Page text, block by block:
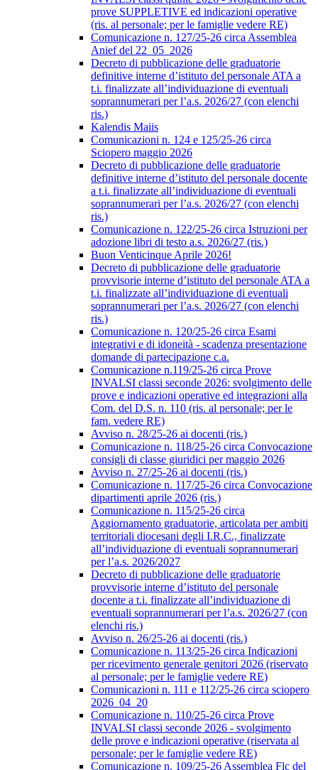
prove SUPPLETIVE ed indicazioni operative
(ris. al personale; per le famiglie vedere RE)
Comunicazione n. 127/25-26 circa Assemblea
Anief del 22_05_2026
Decreto di pubblicazione delle graduatorie
definitive interne d’istituto del personale ATA a
t.i. finalizzate all’individuazione di eventuali
soprannumerari per l’a.s. 2026/27 (con elenchi
ris.)
Kalendis Maiis
Comunicazioni n. 124 e 125/25-26 circa
Sciopero maggio 2026
Decreto di pubblicazione delle graduatorie
definitive interne d’istituto del personale docente
a t.i. finalizzate all’individuazione di eventuali
soprannumerari per l’a.s. 2026/27 (con elenchi
ris.)
Comunicazione n. 122/25-26 circa Istruzioni per
adozione libri di testo a.s. 2026/27 (ris.)
Buon Venticinque Aprile 2026!
Decreto di pubblicazione delle graduatorie
provvisorie interne d’istituto del personale ATA a
t.i. finalizzate all’individuazione di eventuali
soprannumerari per l’a.s. 2026/27 (con elenchi
ris.)
Comunicazione n. 120/25-26 circa Esami
integrativi e di idoneità - scadenza presentazione
domande di partecipazione c.a.
Comunicazione n.119/25-26 circa Prove
INVALSI classi seconde 2026: svolgimento delle
prove e indicazioni operative ed integrazioni alla
Com. del D.S. n. 110 (ris. al personale; per le
fam. vedere RE)
Avviso n. 28/25-26 ai docenti (ris.)
Comunicazione n. 118/25-26 circa Convocazione
consigli di classe giuridici per maggio 2026
Avviso n. 27/25-26 ai docenti (ris.)
Comunicazione n. 117/25-26 circa Convocazione
dipartimenti aprile 2026 (ris.)
Comunicazione n. 115/25-26 circa
Aggiornamento graduatorie, articolata per ambiti
territoriali diocesani degli I.R.C., finalizzate
all’individuazione di eventuali soprannumerari
per l’a.s. 2026/2027
Decreto di pubblicazione delle graduatorie
provvisorie interne d’istituto del personale
docente a t.i. finalizzate all’individuazione di
eventuali soprannumerari per l’a.s. 2026/27 (con
elenchi ris.)
Avviso n. 26/25-26 ai docenti (ris.)
Comunicazione n. 113/25-26 circa Indicazioni
per ricevimento generale genitori 2026 (riservato
al personale; per le famiglie vedere RE)
Comunicazioni n. 111 e 112/25-26 circa sciopero
2026_04_20
Comunicazione n. 110/25-26 circa Prove
INVALSI classi seconde 2026 - svolgimento
delle prove e indicazioni operative (riservata al
personale; per le famiglie vedere RE)
Comunicazione n. 109/25-26 Assemblea Flc del